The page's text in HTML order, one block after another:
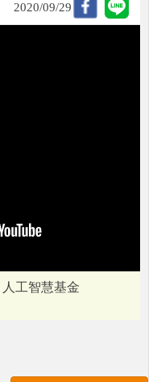
2020/09/29
工智慧基金